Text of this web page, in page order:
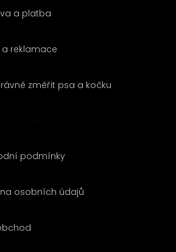
a platba
a reklamace
změřit psa a kočku
podmínky
osobních údajů